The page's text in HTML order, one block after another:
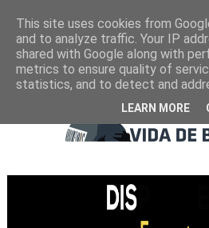
This site uses cookies from
and to analyze traffic. Your IP
shared with Google along with
metrics to ensure quality of
statistics, and to detect and
LEARN MORE